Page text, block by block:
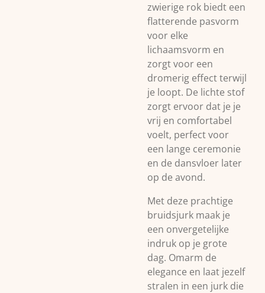
zwierige rok biedt een
flatterende pasvorm
voor elke
lichaamsvorm en
zorgt voor een
dromerig effect terwijl
je loopt. De lichte stof
zorgt ervoor dat je je
vrij en comfortabel
voelt, perfect voor
een lange ceremonie
en de dansvloer later
op de avond.
Met deze prachtige
bruidsjurk maak je
een onvergetelijke
indruk op je grote
dag. Omarm de
elegance en laat jezelf
stralen in een jurk die